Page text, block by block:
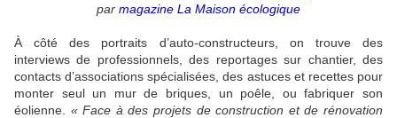
par magazine La Maison écologique
À côté des portraits d’auto-constructeurs, on trouve des
interviews de professionnels, des reportages sur chantier, des
contacts d’associations spécialisées, des astuces et recettes pour
monter seul un mur de briques, un poêle, ou fabriquer son
éolienne. « Face à des projets de construction et de rénovation